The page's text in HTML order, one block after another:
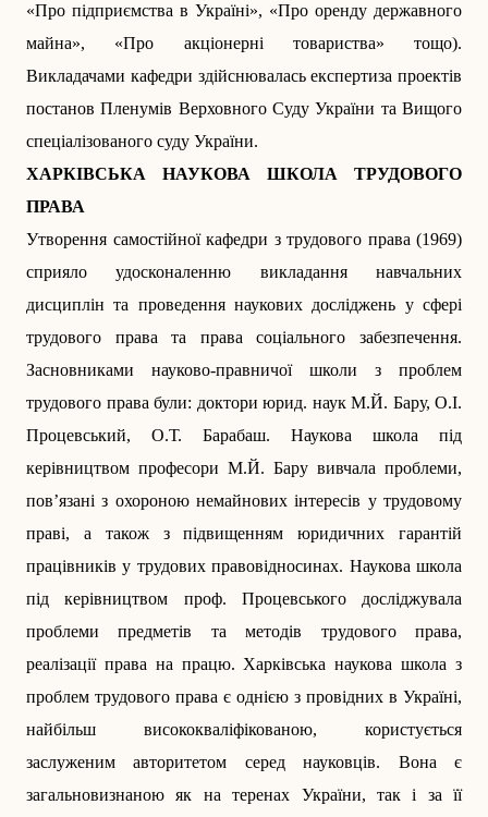
«Про підприємства в Україні», «Про оренду державного
майна», «Про акціонерні товариства» тощо).
Викладачами кафед­ри здійснювалась експертиза проектів
постанов Пленумів Верховного Суду України та Вищого
спеціалізованого суду України.
ХАРКІВСЬКА НАУКОВА ШКОЛА ТРУДОВОГО
ПРАВА
Утворення самостійної кафедри з трудового права (1969)
сприяло удосконаленню викладання навчальних
дисциплін та проведення наукових досліджень у сфері
трудового права та права соціального забезпечення.
Засновниками науково-правничої школи з проблем
трудового права були: доктори юрид. наук М.Й. Бару, О.І.
Процевський, О.Т. Барабаш. Наукова школа під
керівництвом професори М.Й. Бару вивчала проблеми,
пов’язані з охороною немайнових інтересів у трудовому
праві, а також з підвищенням юридичних гарантій
працівників у трудових правовідносинах. Наукова школа
під керівництвом проф. Процевського досліджувала
проблеми предметів та методів трудового права,
реалізації права на працю. Харківська наукова школа з
проблем трудового права є однією з провідних в Україні,
найбільш висококваліфікованою, користується
заслуженим авторитетом серед науковців. Вона є
загальнови­знаною як на теренах України, так і за її